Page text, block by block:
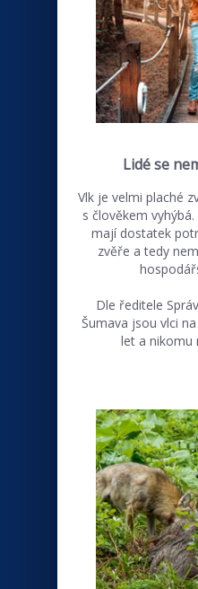
Lidé se
Vlk je velmi plaché
s člověkem
mají dostatek
zvěře a tedy
Dle ředitele
Šumava jsou vlci
let a nikomu